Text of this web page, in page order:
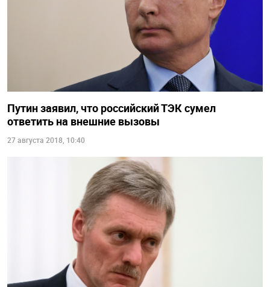
Путин заявил, что российский ТЭК сумел
ответить на внешние вызовы
27 августа 2018, 10:40